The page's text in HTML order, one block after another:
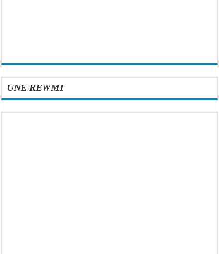
UNE REWMI